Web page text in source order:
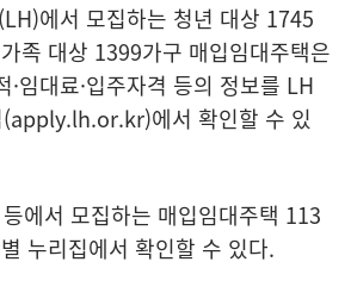
에서 모집하는 청년 대상 1745
족 대상 1399가구 매입임대주택은
·임대료·입주자격 등의 정보를 LH
apply.lh.or.kr)에서 확인할 수 있
에서 모집하는 매입임대주택 113
누리집에서 확인할 수 있다.